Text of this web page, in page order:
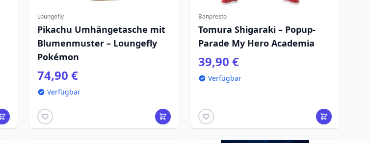
Loungefly
Pikachu Umhängetasche mit
Blumenmuster – Loungefly
Pokémon
74,90 €
Verfügbar
Banpresto
Tomura Shigaraki – Popup-
Parade My Hero Academia
39,90 €
Verfügbar